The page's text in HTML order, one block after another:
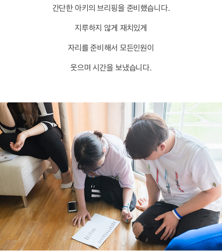
간단한 아키의 브리핑을 준비했습니다.
지루하지 않게 재치있게
자리를 준비해서 모든인원이
웃으며 시간을 보냈습니다.